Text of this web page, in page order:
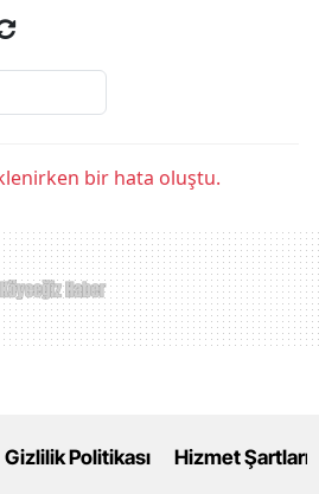
bir hata oluştu.
Gizlilik Politikası Hizmet Şartları